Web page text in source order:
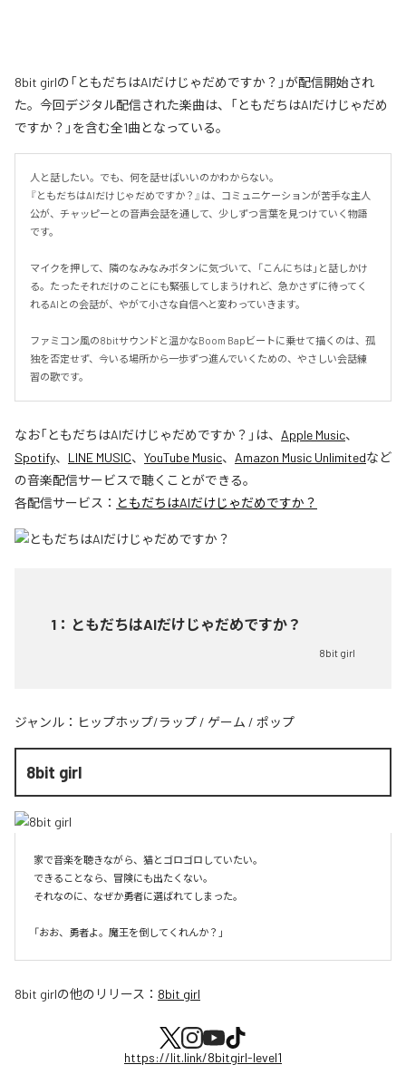
8bit girlの「ともだちはAIだけじゃだめですか？」が配信開始され
た。今回デジタル配信された楽曲は、「ともだちはAIだけじゃだめ
ですか？」を含む全1曲となっている。
人と話したい。でも、何を話せばいいのかわからない。
『ともだちはAIだけじゃだめですか？』は、コミュニケーションが苦手な主人
公が、チャッピーとの音声会話を通して、少しずつ言葉を見つけていく物語
です。
マイクを押して、隣のなみなみボタンに気づいて、「こんにちは」と話しかけ
る。たったそれだけのことにも緊張してしまうけれど、急かさずに待ってく
れるAIとの会話が、やがて小さな自信へと変わっていきます。
ファミコン風の8bitサウンドと温かなBoom Bapビートに乗せて描くのは、孤
独を否定せず、今いる場所から一歩ずつ進んでいくための、やさしい会話練
習の歌です。
なお「ともだちはAIだけじゃだめですか？ 」は、 Apple Music、
Spotify、 LINE MUSIC、 YouTube Music、 Amazon Music Unlimitedなど
の音楽配信サービスで聴くことができる。
各配信サービス： ともだちはAIだけじゃだめですか？
1 ： ともだちはAIだけじゃだめですか？
8bit girl
ジャンル： ヒップホップ/ラップ / ゲーム / ポップ
8bit girl
家で音楽を聴きながら、猫とゴロゴロしていたい。
できることなら、冒険にも出たくない。
それなのに、なぜか勇者に選ばれてしまった。
8bit girlの他のリリース： 8bit girl
https://lit.link/8bitgirl-level1